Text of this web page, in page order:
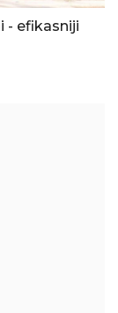
- efikasniji